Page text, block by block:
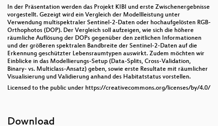
In der Präsentation werden das Projekt KIBI und erste Zwischenergebnisse
vorgestellt. Gezeigt wird ein Vergleich der Modellleistung unter
Verwendung multispektraler Sentinel-2-Daten oder hochaufgelösten RGB-
Orthophotos (DOP). Der Vergleich soll aufzeigen, wie sich die höhere
räumliche Auflösung der DOPs gegenüber den zeitlichen Informationen
und der größeren spektralen Bandbreite der Sentinel-2-Daten auf die
Erkennung geschützter Lebensraumtypen auswirkt. Zudem möchten wir
Einblicke in das Modellierungs-Setup (Data-Splits, Cross-Validation,
Binary- vs. Multiclass-Ansatz) geben, sowie erste Resultate mit räumlicher
Visualisierung und Validierung anhand des Habitatstatus vorstellen.
Licensed to the public under https://creativecommons.org/licenses/by/4.0/
Download